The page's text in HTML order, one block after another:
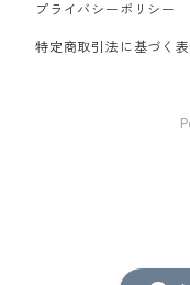
PANTS
プライバシーポリシー
特定商取引法に基づく